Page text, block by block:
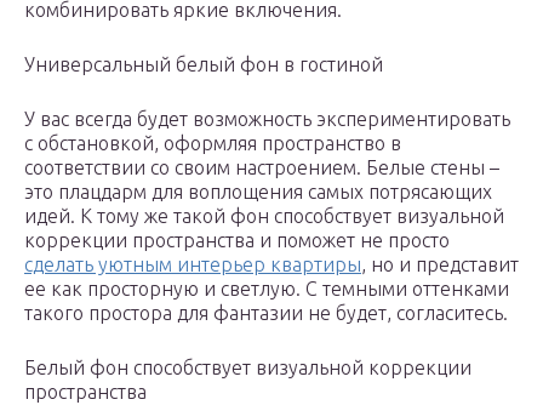
комбинировать яркие включения.
Универсальный белый фон в гостиной
У вас всегда будет возможность экспериментировать
с обстановкой, оформляя пространство в
соответствии со своим настроением. Белые стены –
это плацдарм для воплощения самых потрясающих
идей. К тому же такой фон способствует визуальной
коррекции пространства и поможет не просто
сделать уютным интерьер квартиры, но и представит
ее как просторную и светлую. С темными оттенками
такого простора для фантазии не будет, согласитесь.
Белый фон способствует визуальной коррекции
пространства